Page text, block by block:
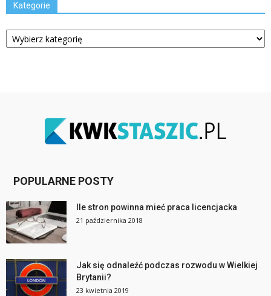
Kategorie
Kategorie
POPULARNE POSTY
Ile stron powinna mieć praca licencjacka
21 października 2018
Jak się odnaleźć podczas rozwodu w Wielkiej
Brytanii?
23 kwietnia 2019